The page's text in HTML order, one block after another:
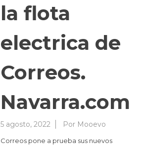
la flota
electrica de
Correos.
Navarra.com
5 agosto, 2022 Por Mooevo
Correos pone a prueba sus nuevos